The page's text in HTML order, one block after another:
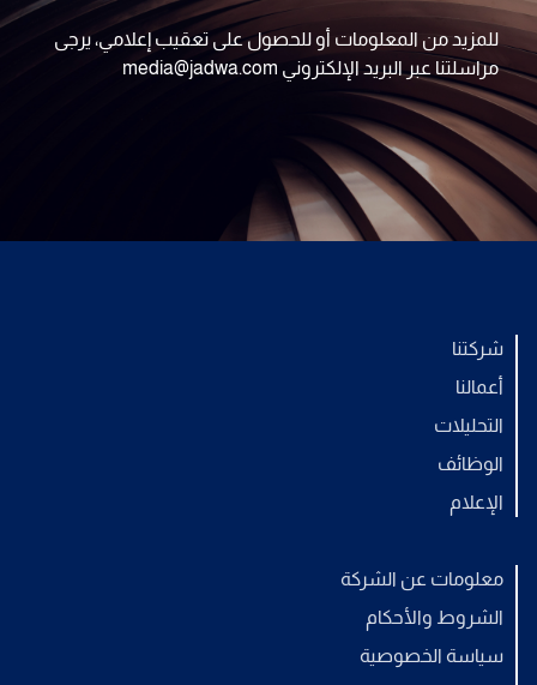
للمزيد من المعلومات أو للحصول على تعقيب إعلامي، يرجى
مراسلتنا عبر البريد الإلكتروني media@jadwa.com
شركتنا
أعمالنا
التحليلات
الوظائف
الإعلام
معلومات عن الشركة
الشروط والأحكام
سياسة الخصوصية